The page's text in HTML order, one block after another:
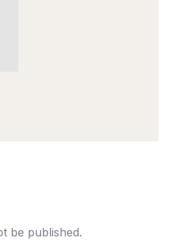
be published.